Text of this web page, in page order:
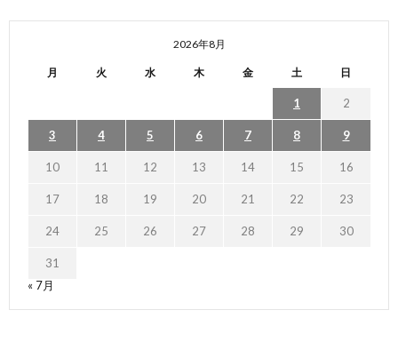
2026年8月
月 火 水 木 金 土 日
1 2
3 4 5 6 7 8 9
10 11 12 13 14 15 16
17 18 19 20 21 22 23
24 25 26 27 28 29 30
31
« 7月